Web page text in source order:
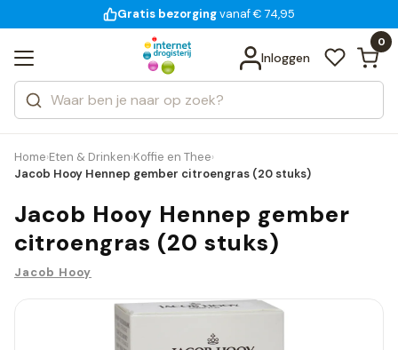
voor 18:00 uur besteld
Gratis bezorgingvanaf € 74,95
14 dagen bedenktijd
Inloggen
0
Zoeken
Categorieën
Merken
Bekijk alle resultaten
Home›Eten & Drinken›Koffie en Thee›
Jacob Hooy Hennep gember citroengras (20 stuks)
Jacob Hooy Hennep gember
citroengras (20 stuks)
Jacob Hooy